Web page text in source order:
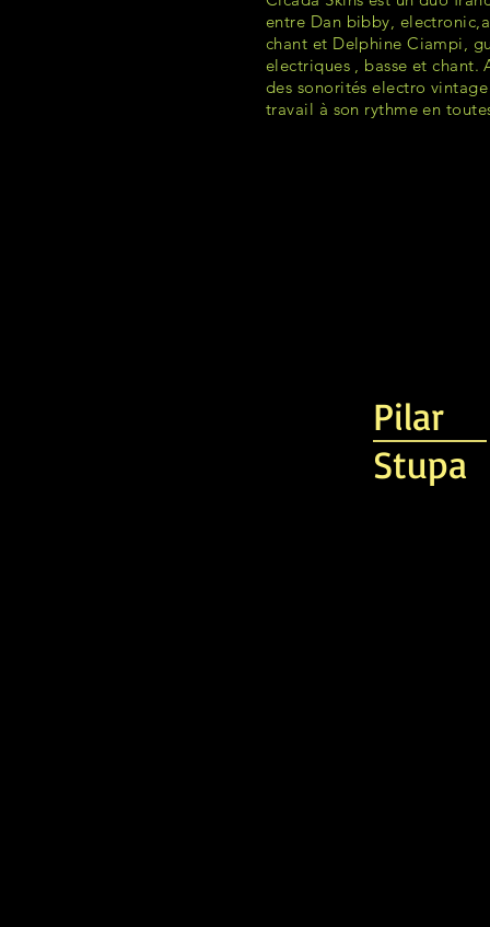
entre Dan bibby,
chant et Delphine Ciampi,
electriques , basse et chant.
des sonorités electro
travail à son rythme en
Pilar
Stupa